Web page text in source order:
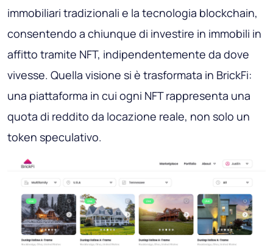
immobiliari tradizionali e la tecnologia blockchain,
consentendo a chiunque di investire in immobili in
affitto tramite NFT, indipendentemente da dove
vivesse. Quella visione si è trasformata in BrickFi:
una piattaforma in cui ogni NFT rappresenta una
quota di reddito da locazione reale, non solo un
token speculativo.